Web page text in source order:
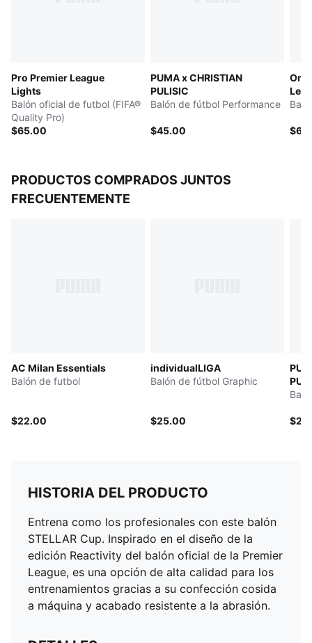
Pro Premier League
Lights
Balón oficial de futbol (FIFA®
Quality Pro)
$65.00
PUMA x CHRISTIAN
PULISIC
Balón de fútbol Performance
$45.00
PRODUCTOS COMPRADOS JUNTOS
FRECUENTEMENTE
AC Milan Essentials
Balón de futbol
$22.00
individualLIGA
Balón de fútbol Graphic
$25.00
HISTORIA DEL PRODUCTO
Entrena como los profesionales con este balón
STELLAR Cup. Inspirado en el diseño de la
edición Reactivity del balón oficial de la Premier
League, es una opción de alta calidad para los
entrenamientos gracias a su confección cosida
a máquina y acabado resistente a la abrasión.